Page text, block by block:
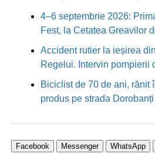
4–6 septembrie 2026:
Fest, la Cetatea Greavilor
Accident rutier la ieșirea
Regelui. Intervin pompierii
Biciclist de 70 de ani, rănit
produs pe strada
Facebook Messenger WhatsApp